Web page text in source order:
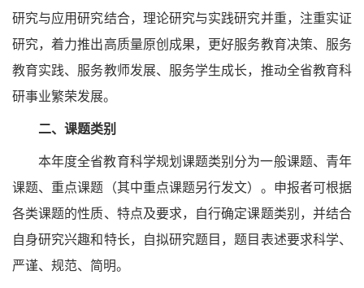
研究与应用研究结合，理论研究与实践研究并重，注重实证
研究，着力推出高质量原创成果，更好服务教育决策、服务
教育实践、服务教师发展、服务学生成长，推动全省教育科
研事业繁荣发展。
二、课题类别
本年度全省教育科学规划课题类别分为一般课题、青年
课题、重点课题（其中重点课题另行发文）。申报者可根据
各类课题的性质、特点及要求，自行确定课题类别，并结合
自身研究兴趣和特长，自拟研究题目，题目表述要求科学、
严谨、规范、简明。